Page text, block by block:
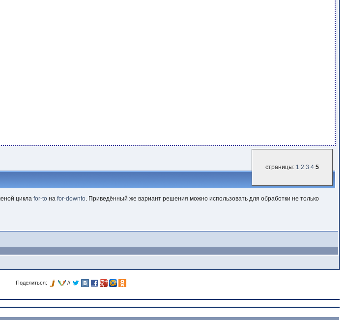
страницы: 1 2 3 4 5
циклаfor-to наfor-downto. Приведённый же вариант решения можно использовать для обработки не только
Поделиться: //